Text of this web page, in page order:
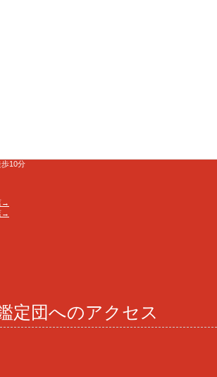
10分
→
→
定団へのアクセス